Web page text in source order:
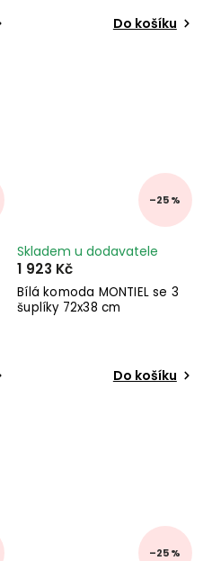
Do košíku
–25 %
Bílá komoda MONTIEL se 3
šuplíky 72x38 cm
Skladem u dodavatele
1 923 Kč
Do košíku
–25 %